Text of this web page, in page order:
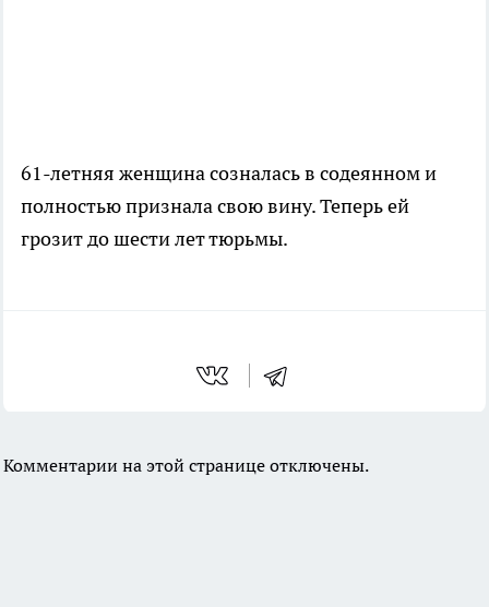
61-летняя женщина созналась в содеянном и
полностью признала свою вину. Теперь ей
грозит до шести лет тюрьмы.
Комментарии на этой странице отключены.